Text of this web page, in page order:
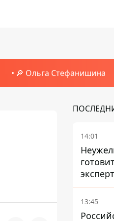
🔎 Ольга Стефанишина
14:01
новой
13:45